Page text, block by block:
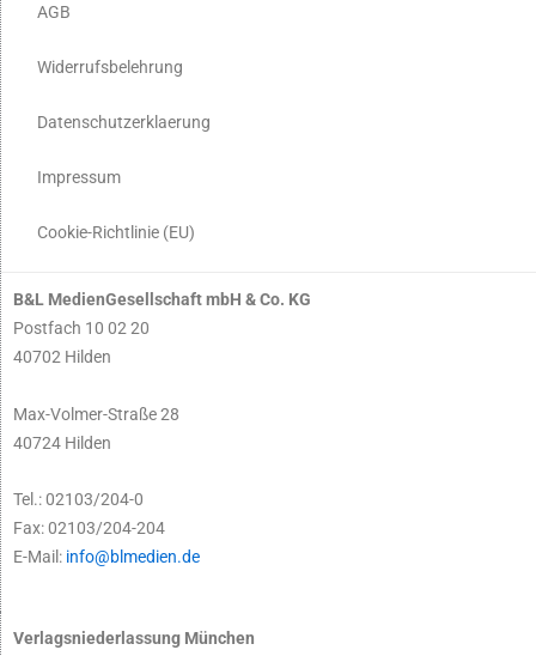
AGB
Widerrufsbelehrung
Datenschutzerklaerung
Impressum
Cookie-Richtlinie (EU)
B&L MedienGesellschaft mbH & Co. KG
Postfach 10 02 20
40702 Hilden
Max-Volmer-Straße 28
40724 Hilden
Tel.: 02103/204-0
Fax: 02103/204-204
E-Mail: info@blmedien.de
Verlagsniederlassung München